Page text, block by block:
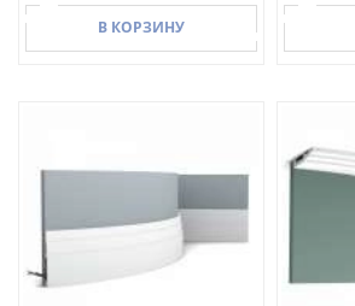
В КОРЗИНУ